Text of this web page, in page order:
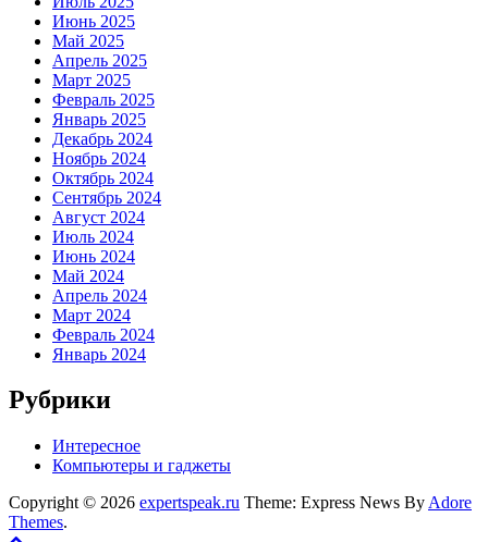
Июнь 2025
Май 2025
Апрель 2025
Март 2025
Февраль 2025
Январь 2025
Декабрь 2024
Ноябрь 2024
Октябрь 2024
Сентябрь 2024
Август 2024
Июль 2024
Июнь 2024
Май 2024
Апрель 2024
Март 2024
Февраль 2024
Январь 2024
Рубрики
Интересное
Компьютеры и гаджеты
Copyright © 2026 expertspeak.ru Theme: Express News By Adore
Themes.